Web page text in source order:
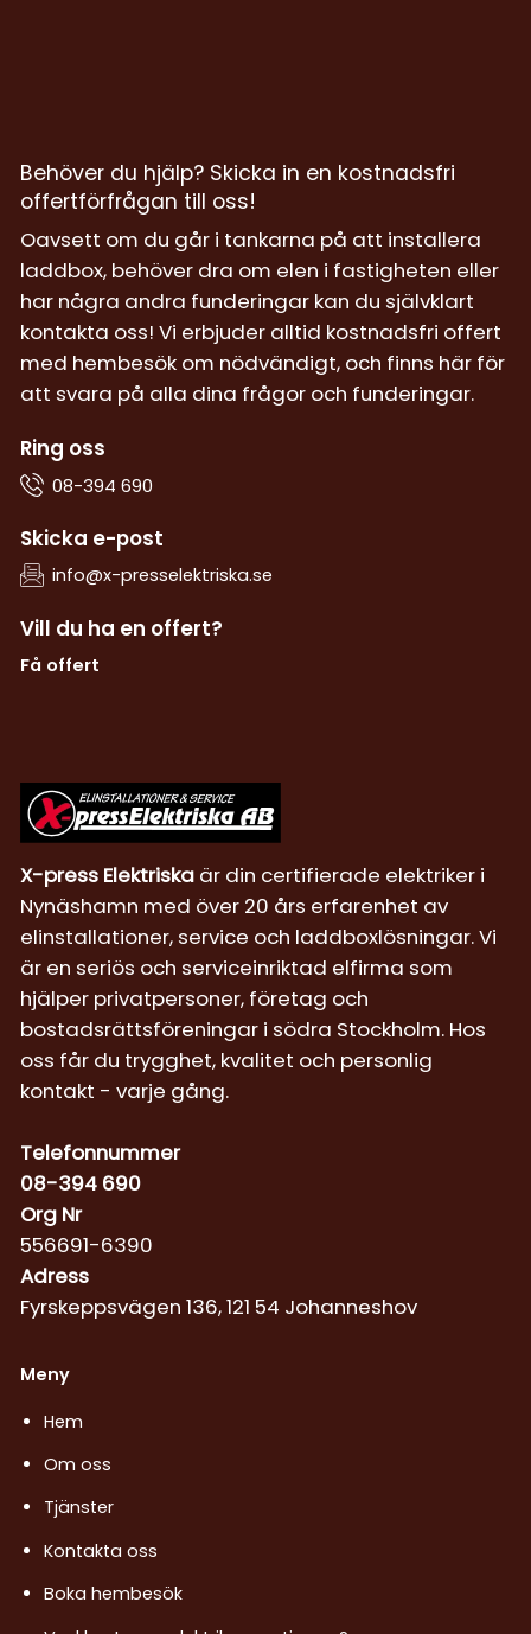
Behöver du hjälp? Skicka in en kostnadsfri
offertförfrågan till oss!
Oavsett om du går i tankarna på att installera
laddbox, behöver dra om elen i fastigheten eller
har några andra funderingar kan du självklart
kontakta oss! Vi erbjuder alltid kostnadsfri offert
med hembesök om nödvändigt, och finns här för
att svara på alla dina frågor och funderingar.
Ring oss
08-394 690
Skicka e-post
info@x-presselektriska.se
Vill du ha en offert?
Få offert
X-press Elektriskaär din certifierade elektriker i
Nynäshamn med över 20 års erfarenhet av
elinstallationer, service och laddboxlösningar. Vi
är en seriös och serviceinriktad elfirma som
hjälper privatpersoner, företag och
bostadsrättsföreningar i södra Stockholm. Hos
oss får du trygghet, kvalitet och personlig
kontakt - varje gång.
Telefonnummer
08-394 690
Org Nr
556691-6390
Adress
Fyrskeppsvägen 136, 121 54 Johanneshov
Meny
Hem
Om oss
Tjänster
Kontakta oss
Boka hembesök